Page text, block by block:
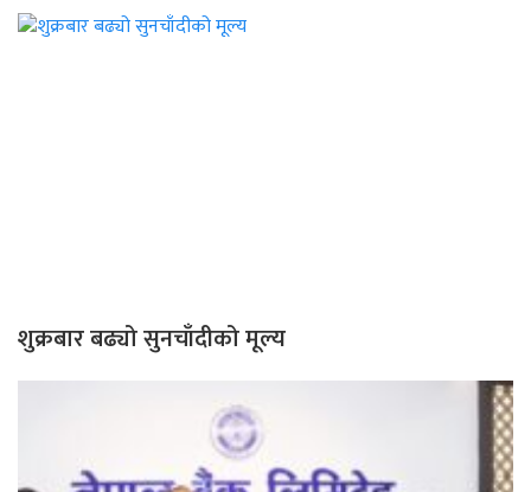
शुक्रबार बढ्यो सुनचाँदीको मूल्य